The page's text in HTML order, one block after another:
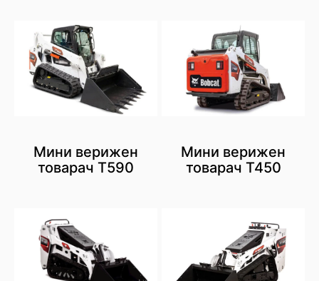
Мини верижен
товарач T590
Мини верижен
товарач Т450